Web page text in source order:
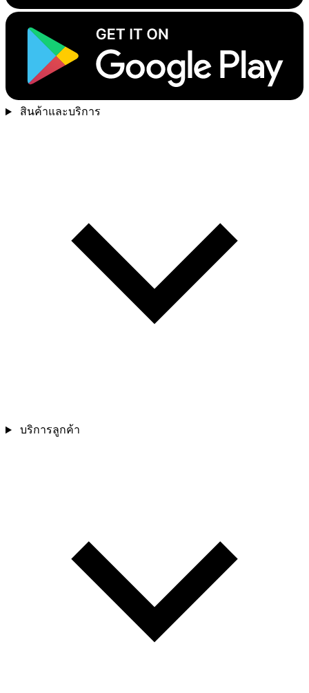
สินค้าและบริการ
บริการลูกค้า